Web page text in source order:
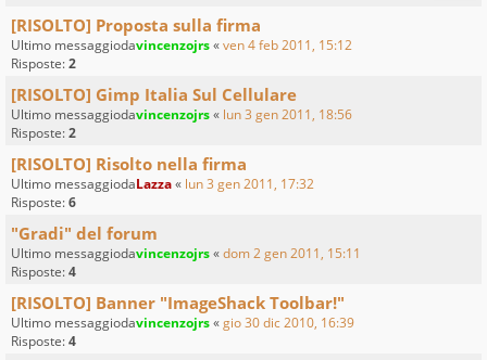
[RISOLTO] Proposta sulla firma
Ultimo messaggiodavincenzojrs«ven 4 feb 2011, 15:12
Risposte:2
[RISOLTO] Gimp Italia Sul Cellulare
Ultimo messaggiodavincenzojrs« lun 3 gen 2011, 18:56
Risposte:2
[RISOLTO] Risolto nella firma
Ultimo messaggiodaLazza« lun 3 gen 2011, 17:32
Risposte:6
"Gradi" del forum
Ultimo messaggiodavincenzojrs«dom 2 gen 2011, 15:11
Risposte:4
[RISOLTO] Banner "ImageShack Toolbar!"
Ultimo messaggiodavincenzojrs«gio 30 dic 2010, 16:39
Risposte:4